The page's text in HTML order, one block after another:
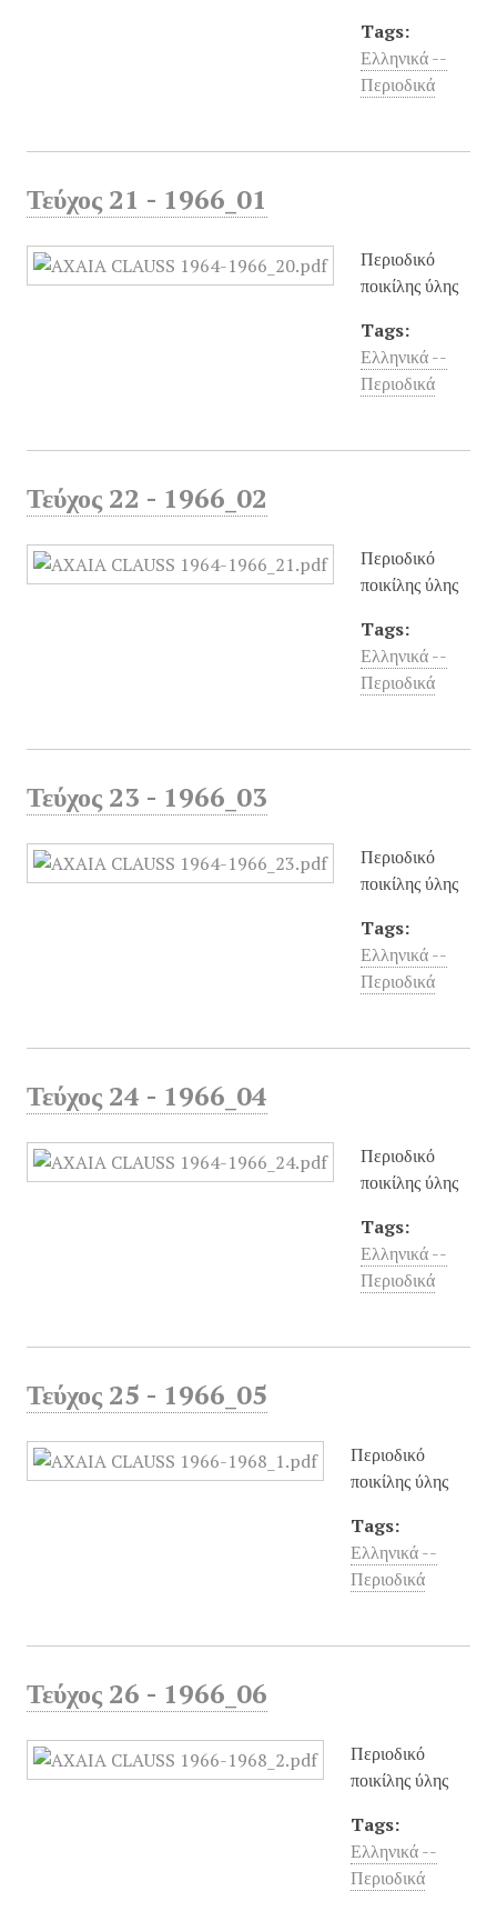
Tags:
Ελληνικά --
Περιοδικά
Τεύχος 21 - 1966_01
Περιοδικό
ποικίλης ύλης
Tags:
Ελληνικά --
Περιοδικά
Τεύχος 22 - 1966_02
Περιοδικό
ποικίλης ύλης
Tags:
Ελληνικά --
Περιοδικά
Τεύχος 23 - 1966_03
Περιοδικό
ποικίλης ύλης
Tags:
Ελληνικά --
Περιοδικά
Τεύχος 24 - 1966_04
Περιοδικό
ποικίλης ύλης
Tags:
Ελληνικά --
Περιοδικά
Τεύχος 25 - 1966_05
Περιοδικό
ποικίλης ύλης
Tags:
Ελληνικά --
Περιοδικά
Τεύχος 26 - 1966_06
Περιοδικό
ποικίλης ύλης
Tags:
Ελληνικά --
Περιοδικά